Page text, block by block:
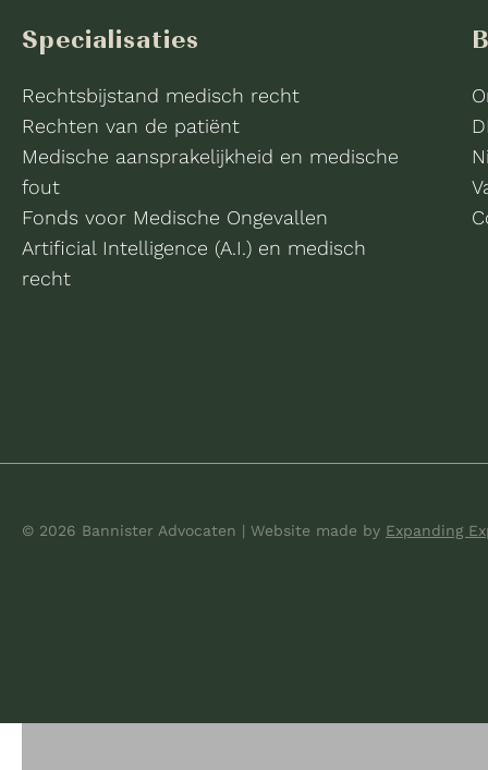
Specialisaties
Rechtsbijstand medisch recht
Rechten van de patiënt
Medische aansprakelijkheid en medische
fout
Fonds voor Medische Ongevallen
Artificial Intelligence (A.I.) en medisch
recht
© 2026 Bannister Advocaten | Website made by Expanding